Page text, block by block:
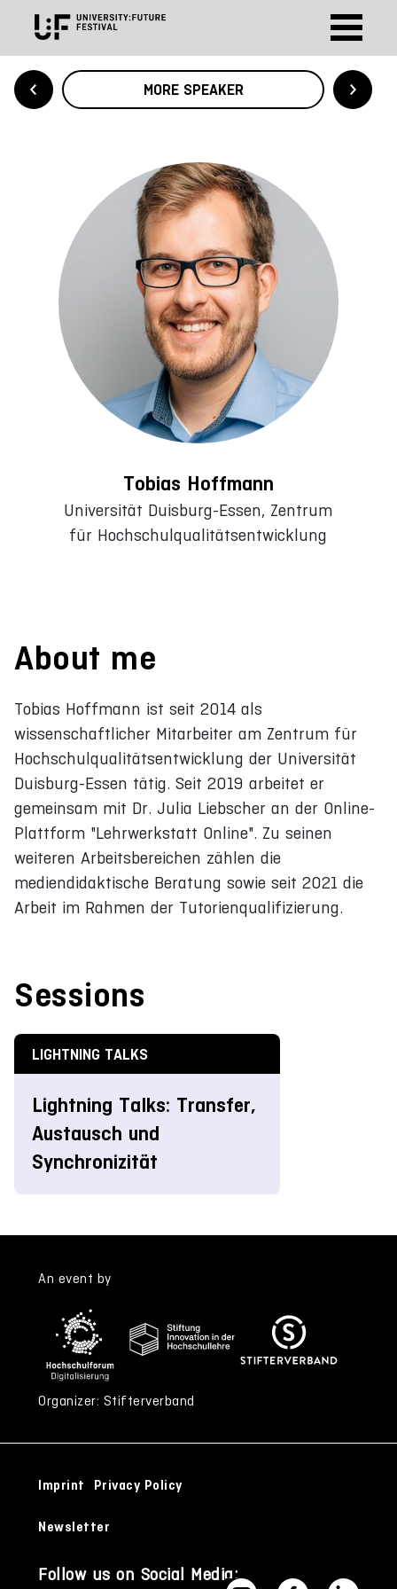
MORE SPEAKER
Tobias Hoffmann
Universität Duisburg-Essen, Zentrum
für Hochschulqualitätsentwicklung
About me
Tobias Hoffmann ist seit 2014 als
wissenschaftlicher Mitarbeiter am Zentrum für
Hochschulqualitätsentwicklung der Universität
Duisburg-Essen tätig. Seit 2019 arbeitet er
gemeinsam mit Dr. Julia Liebscher an der Online-
Plattform "Lehrwerkstatt Online". Zu seinen
weiteren Arbeitsbereichen zählen die
mediendidaktische Beratung sowie seit 2021 die
Arbeit im Rahmen der Tutorienqualifizierung.
Sessions
LIGHTNING TALKS
Lightning Talks: Transfer,
Austausch und
Synchronizität
An event by
Organizer: Stifterverband
Imprint Privacy Policy
Newsletter
Follow us on Social Media: